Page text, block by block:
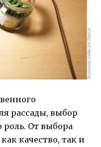
рассады, выбор
роль. От выбора
качество, так и